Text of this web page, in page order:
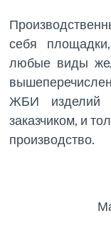
себя
любые виды
ЖБИ изделий
заказчиком, и
производство.